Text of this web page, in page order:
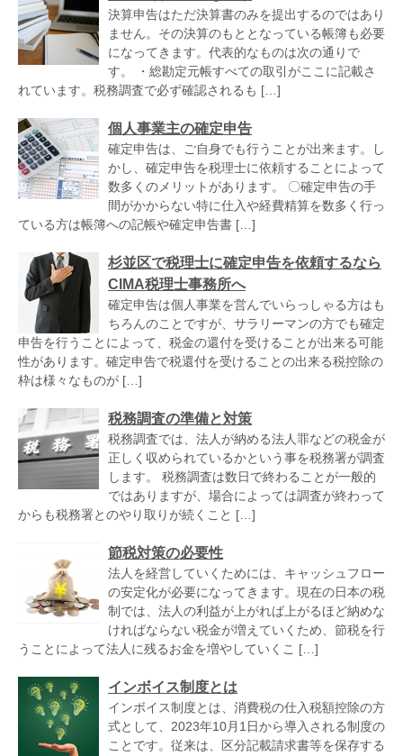
決算申告はただ決算書のみを提出するのではあり
ません。その決算のもととなっている帳簿も必要
になってきます。代表的なものは次の通りで
す。 ・総勘定元帳すべての取引がここに記載さ
れています。税務調査で必ず確認されるも […]
個人事業主の確定申告
確定申告は、ご自身でも行うことが出来ます。し
かし、確定申告を税理士に依頼することによって
数多くのメリットがあります。 〇確定申告の手
間がかからない特に仕入や経費精算を数多く行っ
ている方は帳簿への記帳や確定申告書 […]
杉並区で税理士に確定申告を依頼するなら
CIMA税理士事務所へ
確定申告は個人事業を営んでいらっしゃる方はも
ちろんのことですが、サラリーマンの方でも確定
申告を行うことによって、税金の還付を受けることが出来る可能
性があります。確定申告で税還付を受けることの出来る税控除の
枠は様々なものが […]
税務調査の準備と対策
税務調査では、法人が納める法人罪などの税金が
正しく収められているかという事を税務署が調査
します。 税務調査は数日で終わることが一般的
ではありますが、場合によっては調査が終わって
からも税務署とのやり取りが続くこと […]
節税対策の必要性
法人を経営していくためには、キャッシュフロー
の安定化が必要になってきます。現在の日本の税
制では、法人の利益が上がれば上がるほど納めな
ければならない税金が増えていくため、節税を行
うことによって法人に残るお金を増やしていくこ […]
インボイス制度とは
インボイス制度とは、消費税の仕入税額控除の方
式として、2023年10月1日から導入される制度の
ことです。従来は、区分記載請求書等を保存する